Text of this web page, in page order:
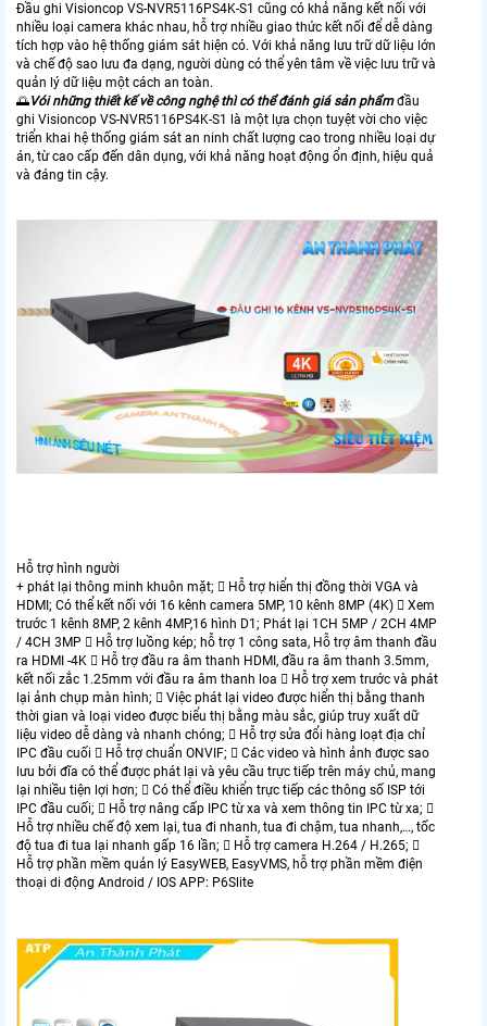
Đầu ghi Visioncop VS-NVR5116PS4K-S1 cũng có khả năng kết nối với
nhiều loại camera khác nhau, hỗ trợ nhiều giao thức kết nối để dễ dàng
tích hợp vào hệ thống giám sát hiện có. Với khả năng lưu trữ dữ liệu lớn
và chế độ sao lưu đa dạng, người dùng có thể yên tâm về việc lưu trữ và
quản lý dữ liệu một cách an toàn.
🌅Vói những thiết kế về công nghệ thì có thể đánh giá sản phẩmđầu
ghi Visioncop VS-NVR5116PS4K-S1 là một lựa chọn tuyệt vời cho việc
triển khai hệ thống giám sát an ninh chất lượng cao trong nhiều loại dự
án, từ cao cấp đến dân dụng, với khả năng hoạt động ổn định, hiệu quả
và đáng tin cậy.
Hỗ trợ hình người
+ phát lại thông minh khuôn mặt;  Hỗ trợ hiển thị đồng thời VGA và
HDMI; Có thể kết nối với 16 kênh camera 5MP, 10 kênh 8MP (4K)  Xem
trước 1 kênh 8MP, 2 kênh 4MP,16 hình D1; Phát lại 1CH 5MP / 2CH 4MP
/ 4CH 3MP  Hỗ trợ luồng kép; hỗ trợ 1 công sata, Hỗ trợ âm thanh đầu
ra HDMI -4K  Hỗ trợ đầu ra âm thanh HDMI, đầu ra âm thanh 3.5mm,
kết nối zắc 1.25mm với đầu ra âm thanh loa  Hỗ trợ xem trước và phát
lại ảnh chụp màn hình;  Việc phát lại video được hiển thị bằng thanh
thời gian và loại video được biểu thị bằng màu sắc, giúp truy xuất dữ
liệu video dễ dàng và nhanh chóng;  Hỗ trợ sửa đổi hàng loạt địa chỉ
IPC đầu cuối  Hỗ trợ chuẩn ONVIF;  Các video và hình ảnh được sao
lưu bởi đĩa có thể được phát lại và yêu cầu trực tiếp trên máy chủ, mang
lại nhiều tiện lợi hơn;  Có thể điều khiển trực tiếp các thông số ISP tới
IPC đầu cuối;  Hỗ trợ nâng cấp IPC từ xa và xem thông tin IPC từ xa; 
Hỗ trợ nhiều chế độ xem lại, tua đi nhanh, tua đi chậm, tua nhanh,…, tốc
độ tua đi tua lại nhanh gấp 16 lần;  Hỗ trợ camera H.264 / H.265; 
Hỗ trợ phần mềm quản lý EasyWEB, EasyVMS, hỗ trợ phần mềm điện
thoại di động Android / IOS APP: P6Slite